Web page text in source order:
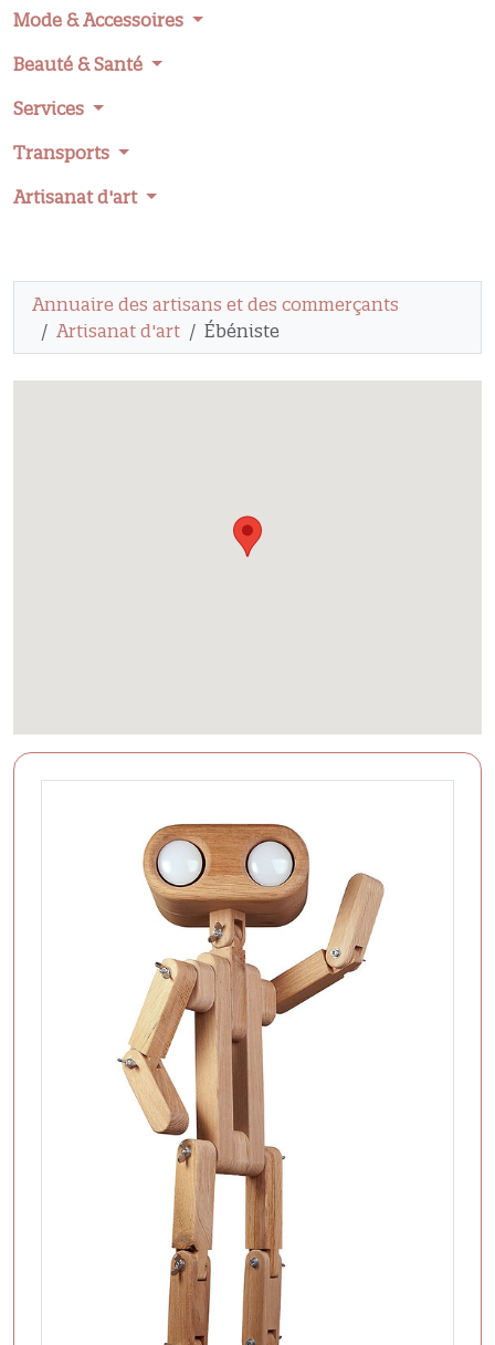
Mode & Accessoires
Beauté & Santé
Services
Transports
Artisanat d'art
Annuaire des artisans et des commerçants
Artisanat d'art
Ébéniste